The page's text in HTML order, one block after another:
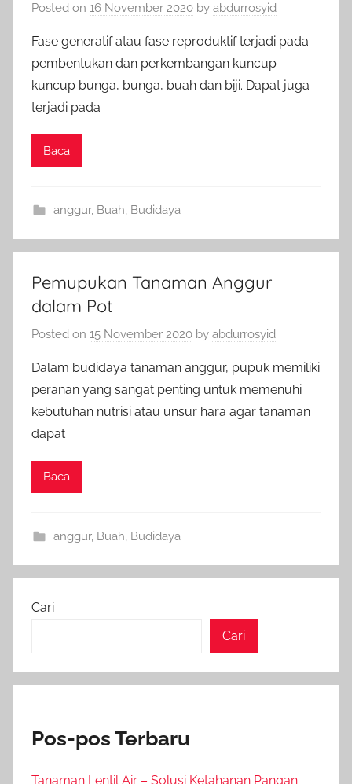
Posted on 16 November 2020 by abdurrosyid
Fase generatif atau fase reproduktif terjadi pada
pembentukan dan perkembangan kuncup-
kuncup bunga, bunga, buah dan biji. Dapat juga
terjadi pada
Baca
anggur, Buah, Budidaya
Pemupukan Tanaman Anggur
dalam Pot
Posted on 15 November 2020 by abdurrosyid
Dalam budidaya tanaman anggur, pupuk memiliki
peranan yang sangat penting untuk memenuhi
kebutuhan nutrisi atau unsur hara agar tanaman
dapat
Baca
anggur, Buah Budidaya
Cari
Cari
Pos-pos Terbaru
Tanaman Lentil Air – Solusi Ketahanan Pangan